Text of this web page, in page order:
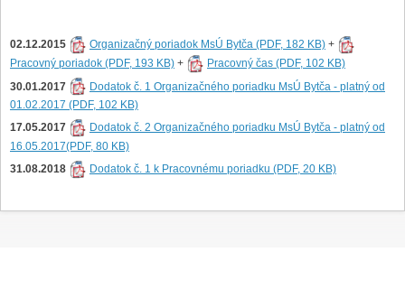
02.12.2015 Organizačný poriadok MsÚ Bytča (PDF, 182 KB) +
Pracovný poriadok (PDF, 193 KB) +
Pracovný čas (PDF, 102 KB)
30.01.2017
Dodatok č. 1 Organizačného poriadku MsÚ Bytča - platný od
01.02.2017 (PDF, 102 KB)
17.05.2017
Dodatok č. 2 Organizačného poriadku MsÚ Bytča - platný od
16.05.2017(PDF, 80 KB)
31.08.2018
Dodatok č. 1 k Pracovnému poriadku (PDF, 20 KB)